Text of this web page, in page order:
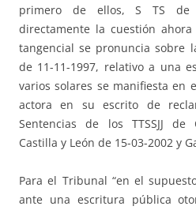
primero de ellos, S TS de
directamente la cuestión
tangencial se pronuncia sobre
de 11-11-1997, relativo a una
varios solares se manifiesta en
actora en su escrito de
Sentencias de los TTSSJJ de
Castilla y León de 15-03-2002 y
Para el Tribunal “en el
ante una escritura pública